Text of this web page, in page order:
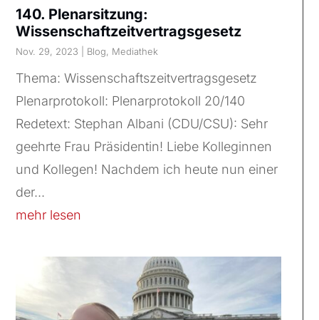
140. Plenarsitzung:
Wissenschaftzeitvertragsgesetz
Nov. 29, 2023 Blog, Mediathek
Thema: Wissenschaftszeitvertragsgesetz
Plenarprotokoll: Plenarprotokoll 20/140
Redetext: Stephan Albani (CDU/CSU): Sehr
geehrte Frau Präsidentin! Liebe Kolleginnen
und Kollegen! Nachdem ich heute nun einer
der...
mehr lesen